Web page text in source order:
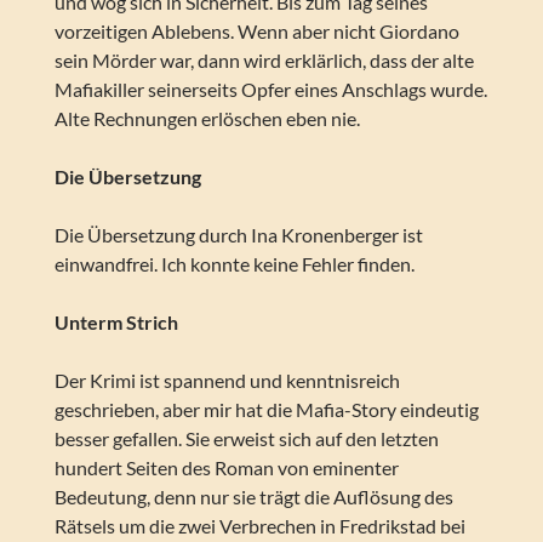
vorzeitigen Ablebens. Wenn aber nicht Giordano
sein Mörder war, dann wird erklärlich, dass der alte
Mafiakiller seinerseits Opfer eines Anschlags wurde.
Alte Rechnungen erlöschen eben nie.
Die Übersetzung
Die Übersetzung durch Ina Kronenberger ist
einwandfrei. Ich konnte keine Fehler finden.
Unterm Strich
Der Krimi ist spannend und kenntnisreich
geschrieben, aber mir hat die Mafia-Story eindeutig
besser gefallen. Sie erweist sich auf den letzten
hundert Seiten des Roman von eminenter
Bedeutung, denn nur sie trägt die Auflösung des
Rätsels um die zwei Verbrechen in Fredrikstad bei